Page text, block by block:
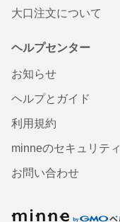
大口注文について
ヘルプセンター
お知らせ
ヘルプとガイド
利用規約
minneのセキュリティ
お問い合わせ